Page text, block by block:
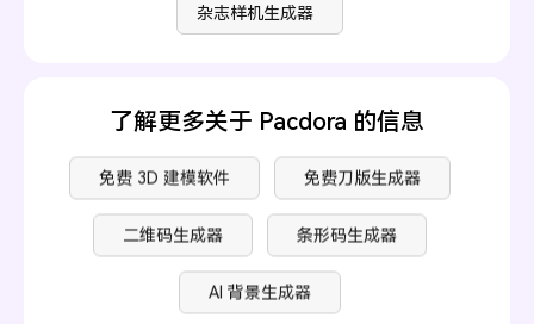
杂志样机生成器
了解更多关于 Pacdora 的信息
免费 3D 建模软件 免费刀版生成器
二维码生成器 条形码生成器
AI 背景生成器